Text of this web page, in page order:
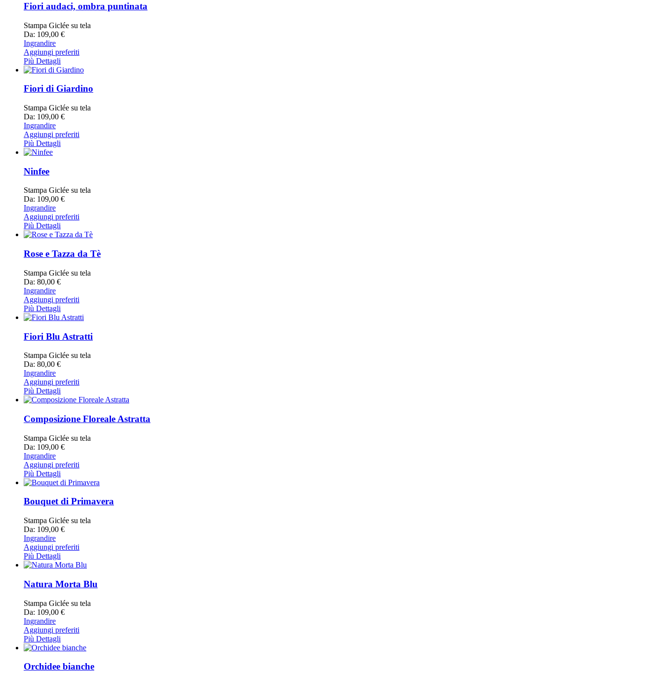
Fiori audaci, ombra puntinata
Stampa Giclée su tela
Da: 109,00 €
Ingrandire
Aggiungi preferiti
Più Dettagli
Fiori di Giardino
Stampa Giclée su tela
Da: 109,00 €
Ingrandire
Aggiungi preferiti
Più Dettagli
Ninfee
Stampa Giclée su tela
Da: 109,00 €
Ingrandire
Aggiungi preferiti
Più Dettagli
Rose e Tazza da Tè
Stampa Giclée su tela
Da: 80,00 €
Ingrandire
Aggiungi preferiti
Più Dettagli
Fiori Blu Astratti
Stampa Giclée su tela
Da: 80,00 €
Ingrandire
Aggiungi preferiti
Più Dettagli
Composizione Floreale Astratta
Stampa Giclée su tela
Da: 109,00 €
Ingrandire
Aggiungi preferiti
Più Dettagli
Bouquet di Primavera
Stampa Giclée su tela
Da: 109,00 €
Ingrandire
Aggiungi preferiti
Più Dettagli
Natura Morta Blu
Stampa Giclée su tela
Da: 109,00 €
Ingrandire
Aggiungi preferiti
Più Dettagli
Orchidee bianche